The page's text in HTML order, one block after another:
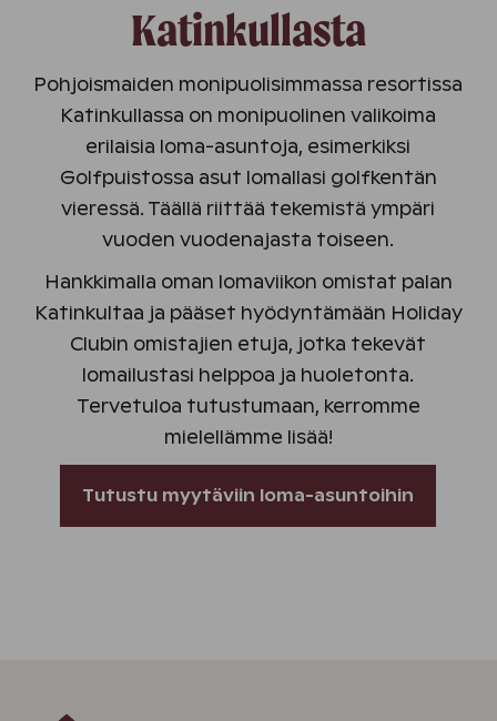
Katinkullasta
Pohjoismaiden monipuolisimmassa resortissa
Katinkullassa on monipuolinen valikoima
erilaisia loma-asuntoja, esimerkiksi
Golfpuistossa asut lomallasi golfkentän
vieressä. Täällä riittää tekemistä ympäri
vuoden vuodenajasta toiseen.
Hankkimalla oman lomaviikon omistat palan
Katinkultaa ja pääset hyödyntämään Holiday
Clubin omistajien etuja, jotka tekevät
lomailustasi helppoa ja huoletonta.
Tervetuloa tutustumaan, kerromme
mielellämme lisää!
Tutustu myytäviin loma-asuntoihin